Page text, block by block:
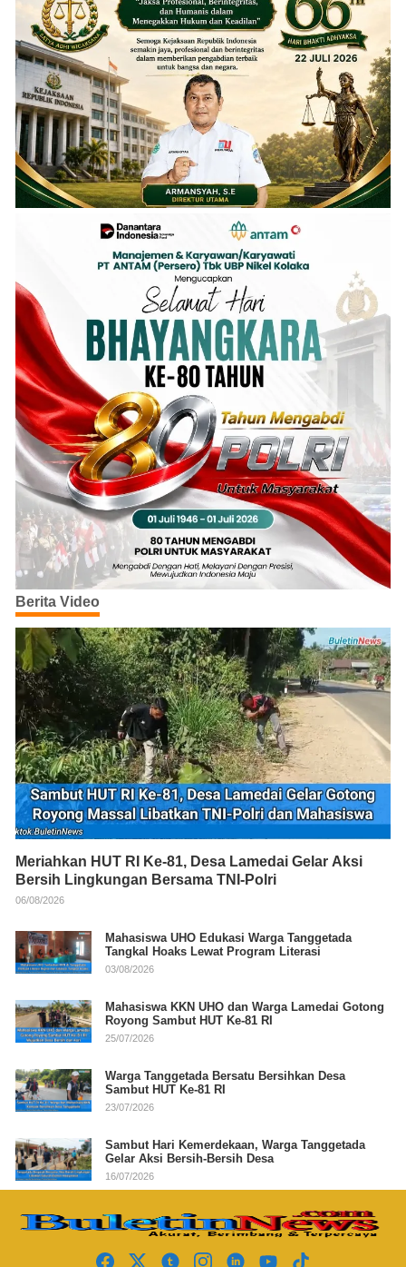
Berita Video
Meriahkan HUT RI Ke-81, Desa Lamedai Gelar Aksi
Bersih Lingkungan Bersama TNI-Polri
06/08/2026
Mahasiswa UHO Edukasi Warga Tanggetada
Tangkal Hoaks Lewat Program Literasi
03/08/2026
Mahasiswa KKN UHO dan Warga Lamedai Gotong
Royong Sambut HUT Ke-81 RI
25/07/2026
Warga Tanggetada Bersatu Bersihkan Desa
Sambut HUT Ke-81 RI
23/07/2026
Sambut Hari Kemerdekaan, Warga Tanggetada
Gelar Aksi Bersih-Bersih Desa
16/07/2026